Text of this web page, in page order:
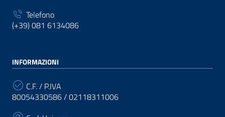
Telefono
(+39) 081 6134086
INFORMAZIONI
C.F. / P.IVA
80054330586 / 02118311006